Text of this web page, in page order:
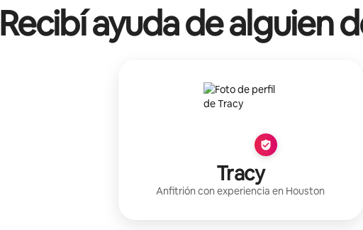
Recibí ayuda de alguien
Tracy
Anfitrión con experiencia en Houston